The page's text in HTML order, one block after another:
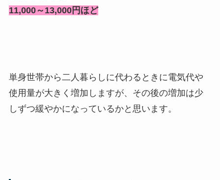
11,000～13,000円ほど
単身世帯から二人暮らしに代わるときに電気代や
使用量が大きく増加しますが、その後の増加は少
しずつ緩やかになっているかと思います。